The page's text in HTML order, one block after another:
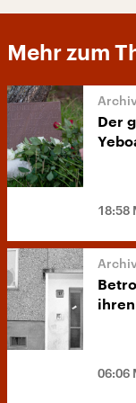
Mehr zum
Der
18:58
06:06